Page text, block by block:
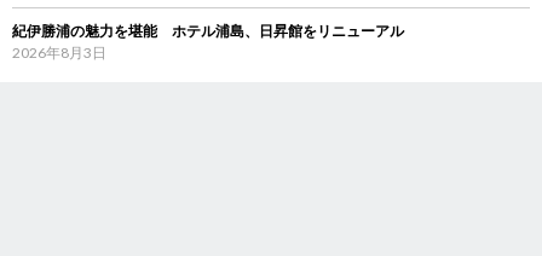
紀伊勝浦の魅力を堪能 ホテル浦島、日昇館をリニューアル
2026年8月3日